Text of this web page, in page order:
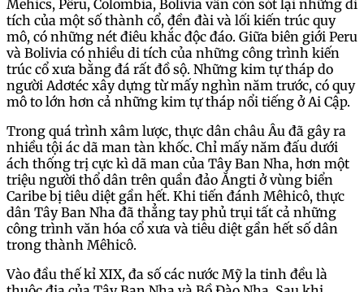
Mehics, Pêru, Colombia, Bolivia vẫn còn sót lại những di
tích của một số thành cổ, đền đài và lối kiến trúc quy
mô, có những nét điêu khắc độc đáo. Giữa biên giới Peru
và Bolivia có nhiều di tích của những công trình kiến
trúc cổ xưa bằng đá rất đồ sộ. Những kim tự tháp do
người Adơtéc xây dựng từ mấy nghìn năm trước, có quy
mô to lớn hơn cả những kim tự tháp nổi tiếng ở Ai Cập.
Trong quá trình xâm lược, thực dân châu Âu đã gây ra
nhiều tội ác dã man tàn khốc. Chỉ mấy năm đấu dưới
ách thống trị cực kì dã man của Tây Ban Nha, hơn một
triệu người thổ dân trên quần đảo Ăngti ở vùng biển
Caribe bị tiêu diệt gần hết. Khi tiến đánh Mêhicô, thực
dân Tây Ban Nha đã thẳng tay phủ trụi tất cả những
công trình văn hóa cổ xưa và tiêu diệt gần hết số dân
trong thành Mêhicô.
Vào đầu thế kỉ XIX, đa số các nước Mỹ la tinh đều là